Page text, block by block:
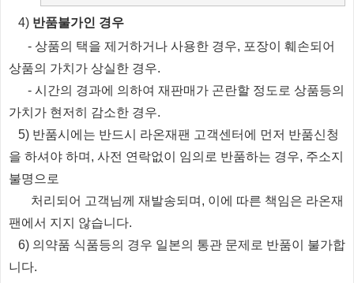
​4) 반품불가인 경우
- 상품의 택을 제거하거나 사용한 경우, 포장이 훼손되어
상품의 가치가 상실한 경우.
- 시간의 경과에 의하여 재판매가 곤란할 정도로 상품등의
가치가 현저히 감소한 경우.
5) 반품시에는 반드시 라온재팬 고객센터에 먼저 반품신청
을 하셔야 하며, 사전 연락없이 임의로 반품하는 경우, 주소지
불명으로
처리되 어 고객님께 재발송되며, 이에 따른 책임은 라온재
팬에서 지지 않습니다.
6) 의약품 식품등의 경우 일본의 통관 문제로 반품이 불가합
니다.